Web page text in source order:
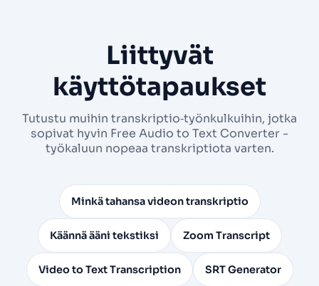
Liittyvät
käyttötapaukset
Tutustu muihin transkriptio‑työnkulkuihin, jotka
sopivat hyvin Free Audio to Text Converter -
työkaluun nopeaa transkriptiota varten.
Minkä tahansa videon transkriptio
Käännä ääni tekstiksi Zoom Transcript
Video to Text Transcription SRT Generator